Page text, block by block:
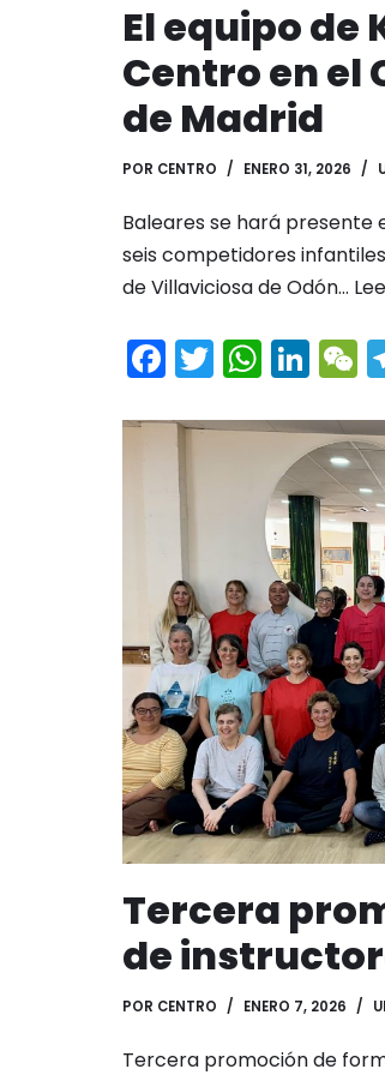
El equipo
Centro en
de Madrid
POR CENTRO ENERO 31, 2026
Baleares se hará presente
seis competidores
de Villaviciosa de Odón…
F
a
c
e
b
o
o
k
T
w
itt
W
h
a
ts
A
p
p
Li
n
k
e
dI
n
e
C
h
a
t
Tercera
de
POR CENTRO ENERO 7, 2026
Tercera promoción de